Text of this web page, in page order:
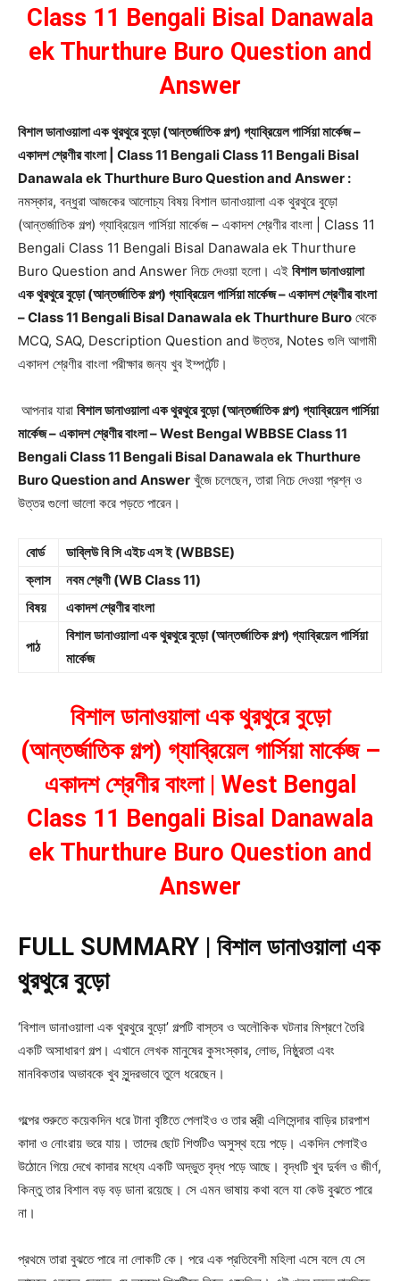
Class 11 Bengali Bisal Danawala
ek Thurthure Buro Question and
Answer
বিশাল ডানাওয়ালা এক থুরথুরে বুড়ো (আন্তর্জাতিক গল্প) গ্যাব্রিয়েল গার্সিয়া মার্কেজ –
একাদশ শ্রেণীর বাংলা | Class 11 Bengali Class 11 Bengali Bisal
Danawala ek Thurthure Buro Question and Answer :
নমস্কার, বন্ধুরা আজকের আলোচ্য বিষয় বিশাল ডানাওয়ালা এক থুরথুরে বুড়ো
(আন্তর্জাতিক গল্প) গ্যাব্রিয়েল গার্সিয়া মার্কেজ – একাদশ শ্রেণীর বাংলা | Class 11
Bengali Class 11 Bengali Bisal Danawala ek Thurthure
Buro Question and Answer নিচে দেওয়া হলো। এই বিশাল ডানাওয়ালা
এক থুরথুরে বুড়ো (আন্তর্জাতিক গল্প) গ্যাব্রিয়েল গার্সিয়া মার্কেজ – একাদশ শ্রেণীর বাংলা
– Class 11 Bengali Bisal Danawala ek Thurthure Buro থেকে
MCQ, SAQ, Description Question and উত্তর, Notes গুলি আগামী
একাদশ শ্রেণীর বাংলা পরীক্ষার জন্য খুব ইম্পর্টেন্ট।
আপনার যারা বিশাল ডানাওয়ালা এক থুরথুরে বুড়ো (আন্তর্জাতিক গল্প) গ্যাব্রিয়েল গার্সিয়া
মার্কেজ – একাদশ শ্রেণীর বাংলা – West Bengal WBBSE Class 11
Bengali Class 11 Bengali Bisal Danawala ek Thurthure
Buro Question and Answer খুঁজে চলেছেন, তারা নিচে দেওয়া প্রশ্ন ও
উত্তর গুলো ভালো করে পড়তে পারেন।
বোর্ড
ডাব্লিউ বি সি এইচ এস ই (WBBSE)
ক্লাস
নবম শ্রেণী (WB Class 11)
বিষয়
একাদশ শ্রেণীর বাংলা
পাঠ
বিশাল ডানাওয়ালা এক থুরথুরে বুড়ো (আন্তর্জাতিক গল্প) গ্যাব্রিয়েল গার্সিয়া
মার্কেজ
বিশাল ডানাওয়ালা এক থুরথুরে বুড়ো
(আন্তর্জাতিক গল্প) গ্যাব্রিয়েল গার্সিয়া মার্কেজ –
একাদশ শ্রেণীর বাংলা | West Bengal
Class 11 Bengali Bisal Danawala
ek Thurthure Buro Question and
Answer
FULL SUMMARY | বিশাল ডানাওয়ালা এক
থুরথুরে বুড়ো
‘বিশাল ডানাওয়ালা এক থুরথুরে বুড়ো’ গল্পটি বাস্তব ও অলৌকিক ঘটনার মিশ্রণে তৈরি
একটি অসাধারণ গল্প। এখানে লেখক মানুষের কুসংস্কার, লোভ, নিষ্ঠুরতা এবং
মানবিকতার অভাবকে খুব সুন্দরভাবে তুলে ধরেছেন।
গল্পের শুরুতে কয়েকদিন ধরে টানা বৃষ্টিতে পেলাইও ও তার স্ত্রী এলিসেন্দার বাড়ির চারপাশ
কাদা ও নোংরায় ভরে যায়। তাদের ছোট শিশুটিও অসুস্থ হয়ে পড়ে। একদিন পেলাইও
উঠোনে গিয়ে দেখে কাদার মধ্যে একটি অদ্ভুত বৃদ্ধ পড়ে আছে। বৃদ্ধটি খুব দুর্বল ও জীর্ণ,
কিন্তু তার বিশাল বড় বড় ডানা রয়েছে। সে এমন ভাষায় কথা বলে যা কেউ বুঝতে পারে
না।
প্রথমে তারা বুঝতে পারে না লোকটি কে। পরে এক প্রতিবেশী মহিলা এসে বলে যে সে